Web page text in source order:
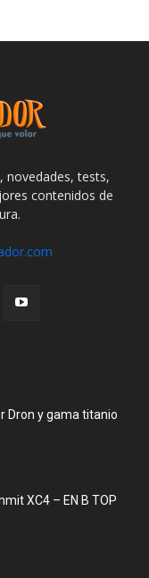
novedades, tests,
contenidos de
Dron y gama titanio
XC4 – EN B TOP